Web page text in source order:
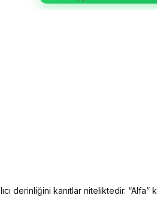
derinliğini kanıtlar niteliktedir. “Alfa”